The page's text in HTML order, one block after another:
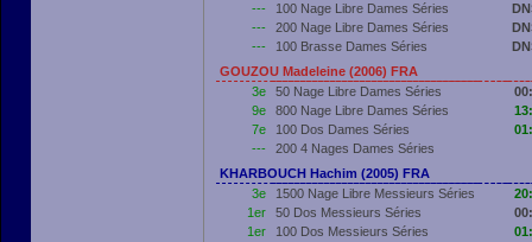
---
100 Nage Libre Dames Séries
---
200 Nage Libre Dames Séries
---
100 Brasse Dames Séries
GOUZOU Madeleine (2006) FRA
3e
50 Nage Libre Dames Séries
9e
800 Nage Libre Dames Séries
7e
100 Dos Dames Séries
---
200 4 Nages Dames Séries
KHARBOUCH Hachim (2005) FRA
3e
1500 Nage Libre Messieurs Séries
1er
50 Dos Messieurs Séries
1er
100 Dos Messieurs Séries